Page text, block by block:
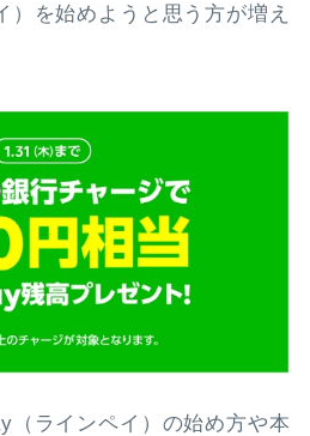
を始めようと思う方が増え
（ラインペイ）の始め方や本